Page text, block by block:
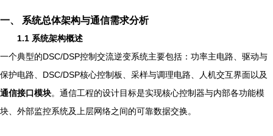
一、 系统总体架构与通信需求分析
1.1 系统架构概述
一个典型的DSC/DSP控制交流逆变系统主要包括：功率主电路、驱动与
保护电路、DSC/DSP核心控制板、采样与调理电路、人机交互界面以及
通信接口模块。通信工程的设计目标是实现核心控制器与内部各功能模
块、外部监控系统及上层网络之间的可靠数据交换。